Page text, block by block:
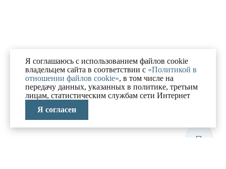
Я соглашаюсь с использованием файлов cookie
владельцем сайта в соответствии с «Политикой в
отношении файлов cookie», в том числе на
передачу данных, указанных в политике, третьим
лицам, статистическим службам сети Интернет
Я согласен